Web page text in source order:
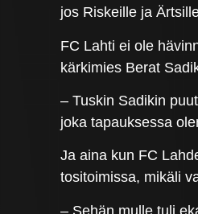
jos Riskeille ja
FC Lahti ei ole
kärkimies Berat
– Tuskin Sadikin
joka tapauksessa
Ja aina kun FC
tositoimissa, mikäli
– Sehän mulle tuli